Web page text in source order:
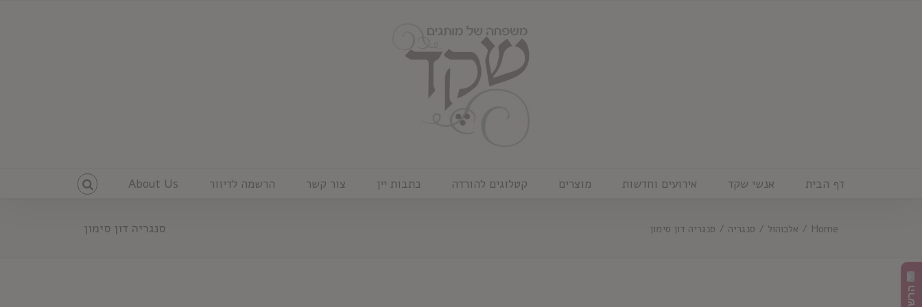
דף הבית אנשי שקד אירועים וחדשות מוצרים קטלוגים להורדה כתבות יין צור קשר הרשמה לדיוור About Us
סנגריה דון סימון Home
/ אלכוהול / סנגריה / סנגריה דון סימון